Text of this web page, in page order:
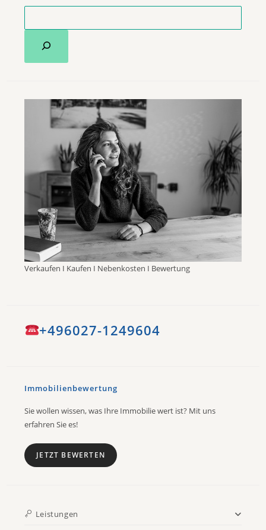
Verkaufen I Kaufen I Nebenkosten I Bewertung
+496027-1249604
Immobilienbewertung
Sie wollen wissen, was Ihre Immobilie wert ist? Mit uns
erfahren Sie es!
JETZT BEWERTEN
Leistungen